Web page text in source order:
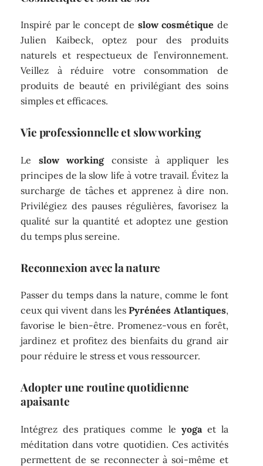
Inspiré par le concept de slow cosmétique de
Julien Kaibeck, optez pour des produits
naturels et respectueux de l’environnement.
Veillez à réduire votre consommation de
produits de beauté en privilégiant des soins
simples et efficaces.
Vie professionnelle et slow working
Le slow workingconsiste à appliquer les
principes de la slow life à votre travail. Évitez la
surcharge de tâches et apprenez à dire non.
Privilégiez des pauses régulières, favorisez la
qualité sur la quantité et adoptez une gestion
du temps plus sereine.
Reconnexion avec la nature
Passer du temps dans la nature, comme le font
ceux qui vivent dans lesPyrénées Atlantiques,
favorise le bien-être. Promenez-vous en forêt,
jardinez et profitez des bienfaits du grand air
pour réduire le stress et vous ressourcer.
Adopter une routine quotidienne
apaisante
Intégrez des pratiques comme le yogaet la
méditation dans votre quotidien. Ces activités
permettent de se reconnecter à soi-même et